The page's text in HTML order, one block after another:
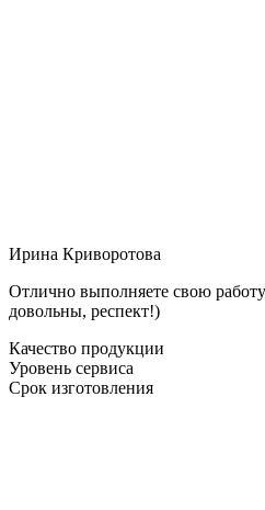
Ирина Криворотова
Отлично выполняете свою
довольны, респект!)
Качество продукции
Уровень сервиса
Срок изготовления